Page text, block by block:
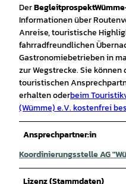
DerBegleitprospekt
Informationen über
Anreise, touristische
fahrradfreundlichen
Gastronomiebetrieben in
zur Wegstrecke. Sie
touristischen
erhalten oderbeim
(Wümme) e.V. kostenfrei
Ansprechpartner:in
Koordinierungsstelle AG
Lizenz (Stammdaten)